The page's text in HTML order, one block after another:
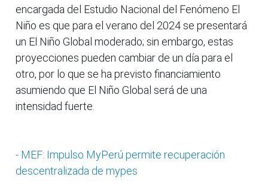
encargada del Estudio Nacional del Fenómeno El
Niño es que para el verano del 2024 se presentará
un El Niño Global moderado; sin embargo, estas
proyecciones pueden cambiar de un día para el
otro, por lo que se ha previsto financiamiento
asumiendo que El Niño Global será de una
intensidad fuerte.
- MEF: Impulso MyPerú permite recuperación
descentralizada de mypes